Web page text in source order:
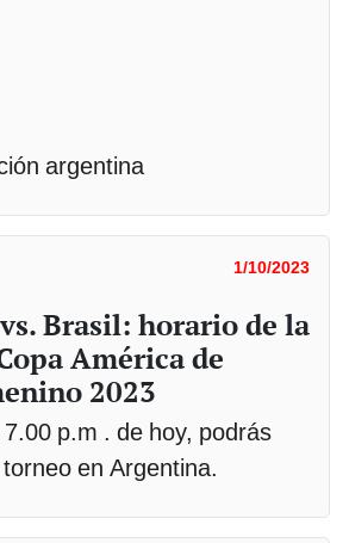
argentina
1/10/2023
Brasil: horario de la
América de
2023
p.m . de hoy, podrás
en Argentina.